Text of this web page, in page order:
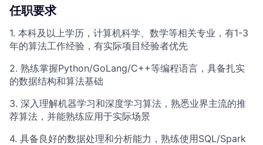
任职要求
1. 本科及以上学历，计算机科学、数学等相关专业，有1-3
年的算法工作经验，有实际项目经验者优先
2. 熟练掌握Python/GoLang/C++等编程语言，具备扎实
的数据结构和算法基础
3. 深入理解机器学习和深度学习算法，熟悉业界主流的推
荐算法，并能熟练应用于实际场景
4. 具备良好的数据处理和分析能力，熟练使用SQL/Spark